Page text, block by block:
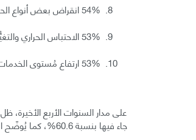
جاء فيها بنسبة 60.6%، كما يُوضّح الباحثون في إحدى المدونات: «إنَّ مدى خوف الأمريكيين في ازدياد».